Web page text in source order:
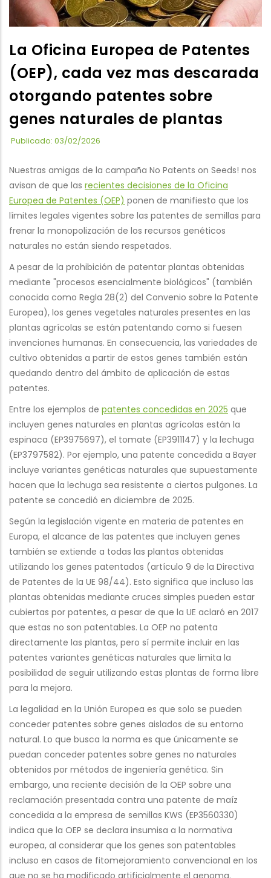
La Oficina Europea de Patentes
(OEP), cada vez mas descarada
otorgando patentes sobre
genes naturales de plantas
Publicado: 03/02/2026
Nuestras amigas de la campaña No Patents on Seeds! nos
avisan de que las recientes decisiones de la Oficina
Europea de Patentes (OEP) ponen de manifiesto que los
límites legales vigentes sobre las patentes de semillas para
frenar la monopolización de los recursos genéticos
naturales no están siendo respetados.
A pesar de la prohibición de patentar plantas obtenidas
mediante "procesos esencialmente biológicos" (también
conocida como Regla 28(2) del Convenio sobre la Patente
Europea), los genes vegetales naturales presentes en las
plantas agrícolas se están patentando como si fuesen
invenciones humanas. En consecuencia, las variedades de
cultivo obtenidas a partir de estos genes también están
quedando dentro del ámbito de aplicación de estas
patentes.
Entre los ejemplos de patentes concedidas en 2025 que
incluyen genes naturales en plantas agrícolas están la
espinaca (EP3975697), el tomate (EP3911147) y la lechuga
(EP3797582). Por ejemplo, una patente concedida a Bayer
incluye variantes genéticas naturales que supuestamente
hacen que la lechuga sea resistente a ciertos pulgones. La
patente se concedió en diciembre de 2025.
Según la legislación vigente en materia de patentes en
Europa, el alcance de las patentes que incluyen genes
también se extiende a todas las plantas obtenidas
utilizando los genes patentados (artículo 9 de la Directiva
de Patentes de la UE 98/44). Esto significa que incluso las
plantas obtenidas mediante cruces simples pueden estar
cubiertas por patentes, a pesar de que la UE aclaró en 2017
que estas no son patentables. La OEP no patenta
directamente las plantas, pero sí permite incluir en las
patentes variantes genéticas naturales que limita la
posibilidad de seguir utilizando estas plantas de forma libre
para la mejora.
La legalidad en la Unión Europea es que solo se pueden
conceder patentes sobre genes aislados de su entorno
natural. Lo que busca la norma es que únicamente se
puedan conceder patentes sobre genes no naturales
obtenidos por métodos de ingeniería genética. Sin
embargo, una reciente decisión de la OEP sobre una
reclamación presentada contra una patente de maíz
concedida a la empresa de semillas KWS (EP3560330)
indica que la OEP se declara insumisa a la normativa
europea, al considerar que los genes son patentables
incluso en casos de fitomejoramiento convencional en los